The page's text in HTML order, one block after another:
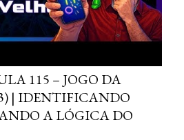
115 – JOGO DA
| IDENTIFICANDO
A LÓGICA DO